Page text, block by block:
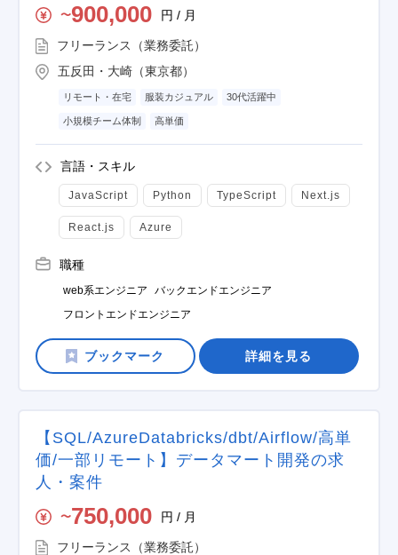
〜900,000 円 / 月
フリーランス（業務委託）
五反田・大崎（東京都）
リモート・在宅 服装カジュアル 30代活躍中
小規模チーム体制 高単価
言語・スキル
JavaScript Python TypeScript Next.js
React.js Azure
職種
web系エンジニア
バックエンドエンジニア
フロントエンドエンジニア
詳細を見る
【SQL/AzureDatabricks/dbt/Airflow/高単
価/一部リモート】データマート開発の求
人・案件
〜750,000 円 / 月
フリーランス（業務委託）